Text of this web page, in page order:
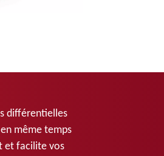
différentielles
même temps
et facilite vos